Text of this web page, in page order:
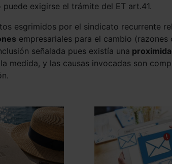
puede exigirse el trámite del ET art.41.
esgrimidos por el sindicato recurrente
empresariales para el cambio
señalada pues existía una
medida, y las causas invocadas son